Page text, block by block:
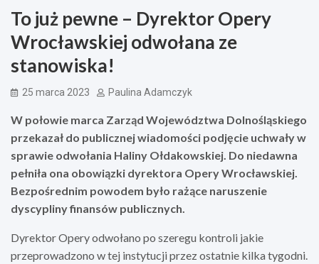
To już pewne – Dyrektor Opery
Wrocławskiej odwołana ze
stanowiska!
25 marca 2023 Paulina Adamczyk
W połowie marca Zarząd Województwa Dolnośląskiego
przekazał do publicznej wiadomości podjęcie uchwały w
sprawie odwołania Haliny Ołdakowskiej. Do niedawna
pełniła ona obowiązki dyrektora Opery Wrocławskiej.
Bezpośrednim powodem było rażące naruszenie
dyscypliny finansów publicznych.
Dyrektor Opery odwołano po szeregu kontroli jakie
przeprowadzono w tej instytucji przez ostatnie kilka tygodni.